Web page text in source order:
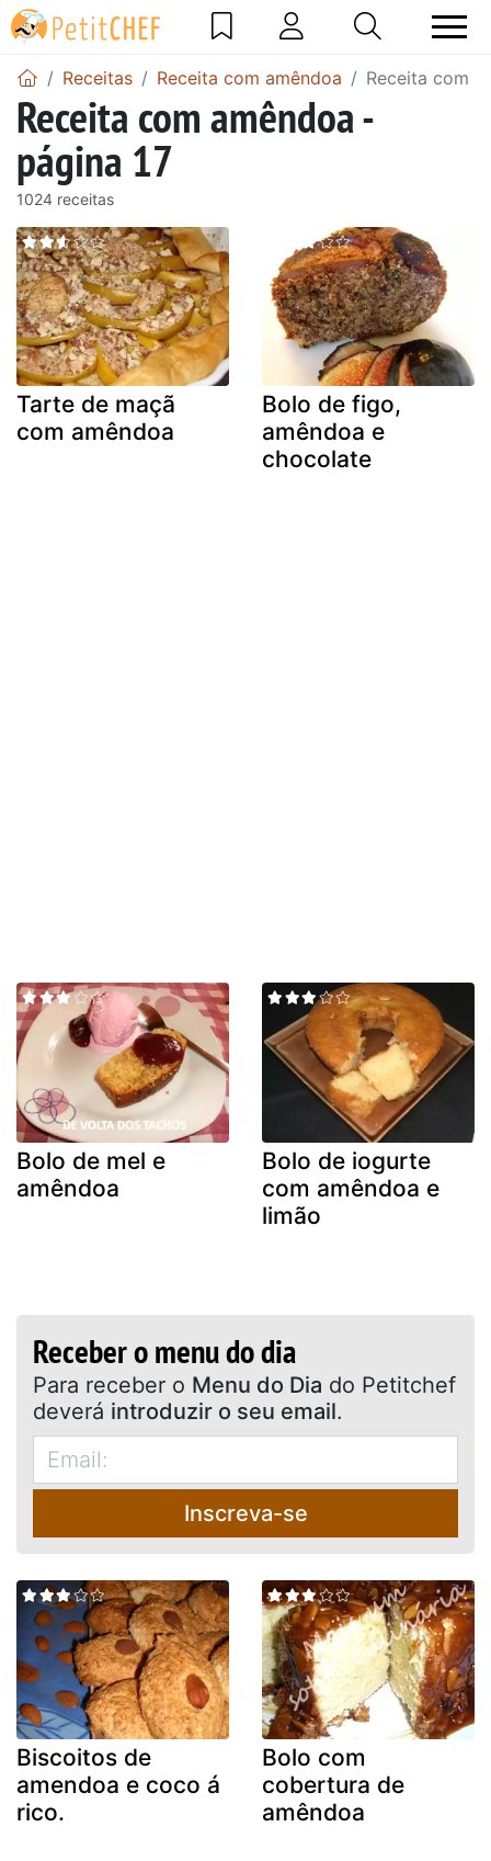
Receitas Receita com amêndoa Receita com
Receita com amêndoa -
página 17
1024 receitas
Tarte de maçã
com amêndoa
Bolo de figo,
amêndoa e
chocolate
Bolo de mel e
amêndoa
Bolo de iogurte
com amêndoa e
limão
Receber o menu do dia
Para receber o Menu do Dia do Petitchef
deverá introduzir o seu email.
Inscreva-se
Biscoitos de
amendoa e coco á
rico.
Bolo com
cobertura de
amêndoa